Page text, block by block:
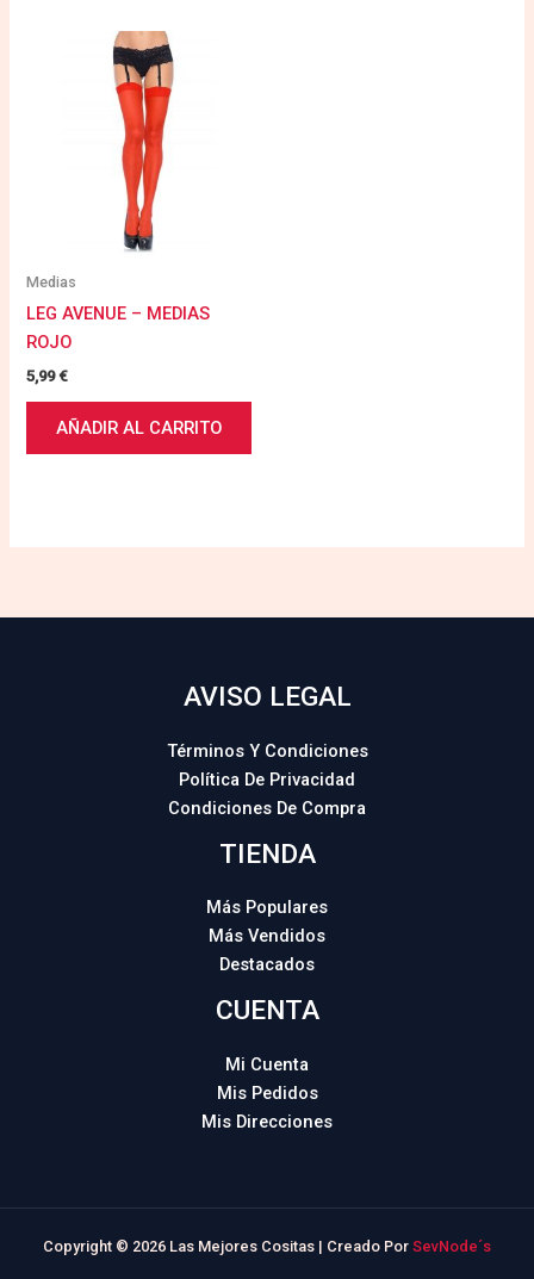
Medias
LEG AVENUE – MEDIAS
ROJO
5,99€
AÑADIR AL CARRITO
AVISO LEGAL
Términos Y Condiciones
Política De Privacidad
Condiciones De Compra
TIENDA
Más Populares
Más Vendidos
Destacados
CUENTA
Mi Cuenta
Mis Pedidos
Mis Direcciones
Copyright © 2026 Las Mejores Cositas | Creado Por SevNode´s